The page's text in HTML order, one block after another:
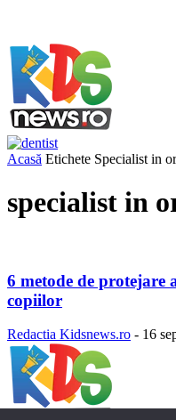
Acasă Etichete Specialist in
specialist in
6 metode de protejare
copiilor
Redactia Kidsnews.ro - 16